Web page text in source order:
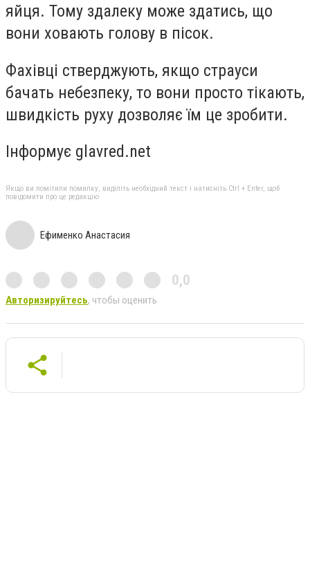
яйця. Тому здалеку може здатись, що
вони ховають голову в пісок.
Фахівці стверджують, якщо страуси
бачать небезпеку, то вони просто тікають,
швидкість руху дозволяє їм це зробити.
Інформує glavred.net
Якщо ви помітили помилку, виділіть необхідний текст і натисніть Ctrl + Enter, щоб
повідомити про це редакцію
Ефименко Анастасия
0,0
Авторизируйтесь, чтобы оценить